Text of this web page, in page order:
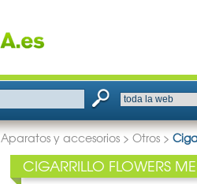
Aparatos y accesorios > Otros >
CIGARRILLO FLOWERS